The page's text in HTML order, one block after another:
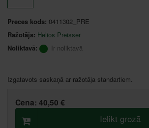
Preces kods: 0411302_PRE
Ražotājs: Helios Preisser
Noliktavā:
Ir noliktavā
Izgatavots saskaņā ar ražotāja standartiem.
Cena: 40,50 €
Ielikt grozā